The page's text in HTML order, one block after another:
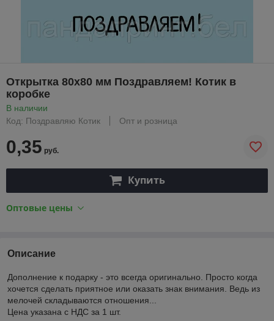
Открытка 80х80 мм Поздравляем! Котик в
коробке
В наличии
Код: Поздравляю Котик
Опт и розница
0,35 руб.
Купить
Оптовые цены
Описание
Дополнение к подарку - это всегда оригинально. Просто когда
хочется сделать приятное или оказать знак внимания. Ведь из
мелочей складываются отношения...
Цена указана с НДС за 1 шт.